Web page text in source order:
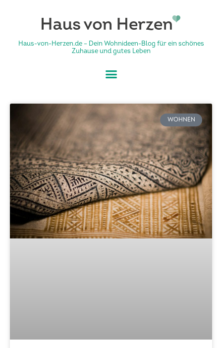
Haus-von-Herzen.de – Dein Wohnideen-Blog für ein schönes
Zuhause und gutes Leben
WOHNEN